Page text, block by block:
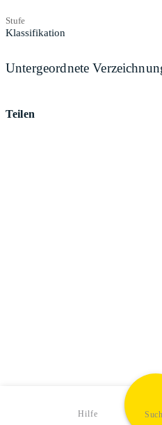
Stufe
Klassifikation
Untergeordnete
Teilen
Hilfe